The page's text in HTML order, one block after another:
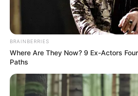
BRAINBERRIES
Where Are They Now? 9 Ex-Actors
Paths